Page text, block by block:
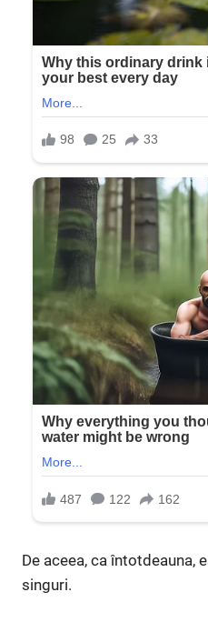
De aceea, ca întotdeauna,
singuri.